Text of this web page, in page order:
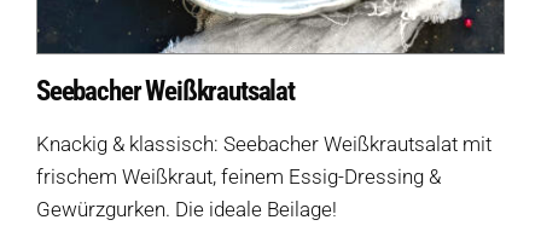
Seebacher Weißkrautsalat
Knackig & klassisch: Seebacher Weißkrautsalat mit
frischem Weißkraut, feinem Essig-Dressing &
Gewürzgurken. Die ideale Beilage!